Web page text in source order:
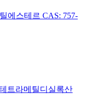
에스테르 CAS: 757-
트라메틸디실록산